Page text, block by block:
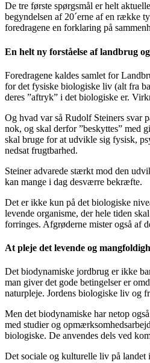
De tre første spørgsmål er helt
begyndelsen af 20´erne af en række
foredragene en forklaring på
En helt ny forståelse af landbrug
Foredragene kaldes samlet for
for det fysiske biologiske liv (alt fra
deres ”aftryk” i det biologiske er.
Og hvad var så Rudolf Steiners svar
nok, og skal derfor ”beskyttes” med
skal bruge for at udvikle sig fysisk,
nedsat frugtbarhed.
Steiner advarede stærkt mod den
kan mange i dag desværre bekræfte.
Det er ikke kun på det biologiske
levende organisme, der hele tiden
forringes. Afgrøderne mister også af
At pleje det levende og
Det biodynamiske jordbrug er ikke
man giver det gode betingelser er
naturpleje. Jordens biologiske liv og
Men det biodynamiske har netop
med studier og
biologiske. De anvendes dels ved
Det sociale og kulturelle liv på landet